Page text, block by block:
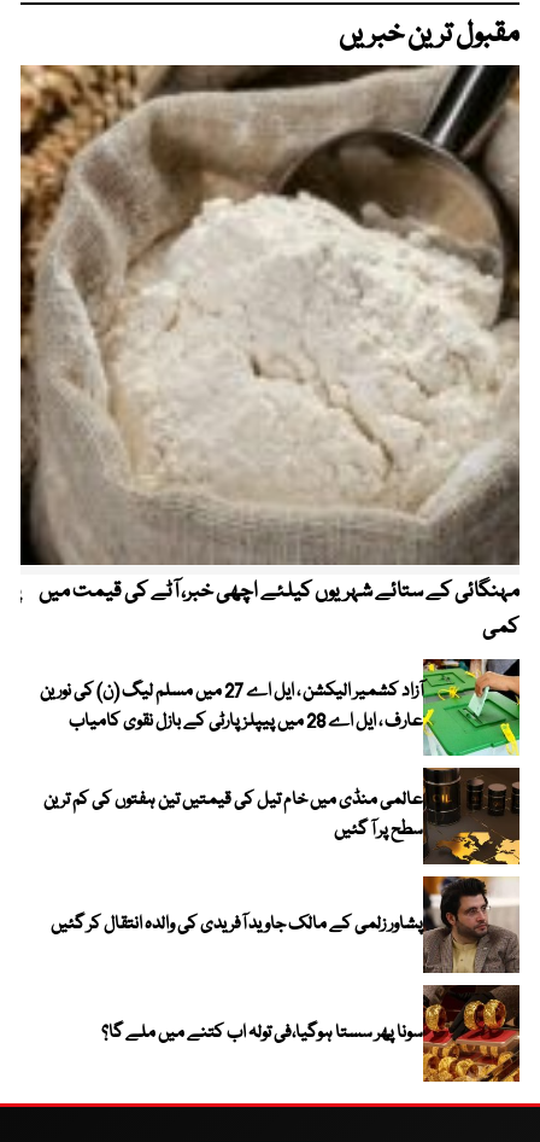
مقبول ترین خبریں
مہنگائی کے ستائے شہریوں کیلئے اچھی خبر، آٹے کی قیمت میں
کمی
آزاد کشمیر الیکشن ، ایل اے 27 میں مسلم لیگ (ن) کی نورین
عارف ، ایل اے 28 میں پیپلز پارٹی کے بازل نقوی کامیاب
عالمی منڈی میں خام تیل کی قیمتیں تین ہفتوں کی کم ترین
سطح پر آ گئیں
پشاور زلمی کے مالک جاوید آفریدی کی والدہ انتقال کر گئیں
سونا پھر سستا ہوگیا،فی تولہ اب کتنے میں ملے گا؟